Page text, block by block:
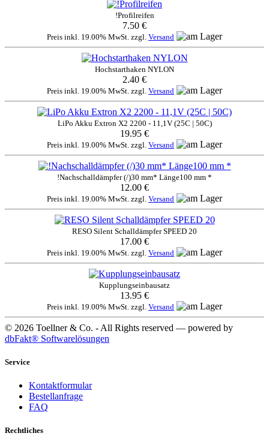
!Profilreifen
7.50 €
Preis inkl. 19.00% MwSt. zzgl. Versand
Hochstarthaken NYLON
2.40 €
Preis inkl. 19.00% MwSt. zzgl. Versand
LiPo Akku Extron X2 2200 - 11,1V (25C | 50C)
19.95 €
Preis inkl. 19.00% MwSt. zzgl. Versand
!Nachschalldämpfer (/)30 mm* Länge100 mm *
12.00 €
Preis inkl. 19.00% MwSt. zzgl. Versand
RESO Silent Schalldämpfer SPEED 20
17.00 €
Preis inkl. 19.00% MwSt. zzgl. Versand
Kupplungseinbausatz
13.95 €
Preis inkl. 19.00% MwSt. zzgl. Versand
© 2026 Toellner & Co. - All Rights reserved — powered by
dbFakt® Softwarelösungen
Service
Kontaktformular
Bestellanfrage
FAQ
Rechtliches